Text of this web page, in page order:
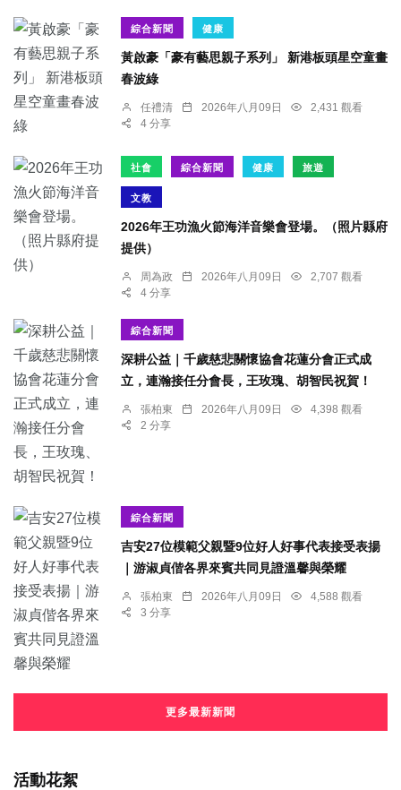
綜合新聞 健康
黃啟豪「豪有藝思親子系列」 新港板頭星空童畫
春波綠
任禮清 2026年八月09日
2,431 觀看
4 分享
社會 綜合新聞 健康 旅遊
文教
2026年王功漁火節海洋音樂會登場。（照片縣府
提供）
周為政 2026年八月09日
2,707 觀看
4 分享
綜合新聞
深耕公益｜千歲慈悲關懷協會花蓮分會正式成
立，連瀚接任分會長，王玫瑰、胡智民祝賀！
張柏東 2026年八月09日
4,398 觀看
2 分享
綜合新聞
吉安27位模範父親暨9位好人好事代表接受表揚
｜游淑貞偕各界來賓共同見證溫馨與榮耀
張柏東 2026年八月09日
4,588 觀看
3 分享
更多最新新聞
活動花絮